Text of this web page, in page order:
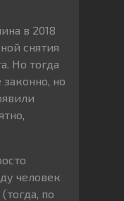
в 2018
снятия
Но тогда
но
человек
по